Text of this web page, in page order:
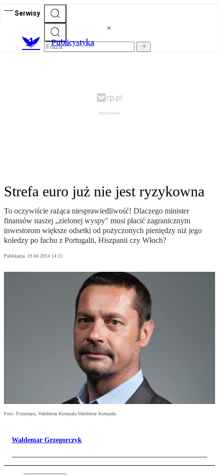
Serwisy
Publicystyka
Strefa euro już nie jest ryzykowna
To oczywiście rażąca niesprawiedliwość! Dlaczego minister
finansów naszej „zielonej wyspy" musi płacić zagranicznym
inwestorom większe odsetki od pożyczonych pieniędzy niż jego
koledzy po fachu z Portugalii, Hiszpanii czy Włoch?
Publikacja: 19.04.2014 14:15
Foto: Fotorzepa, Waldemar Kompala Waldemar Kompala
Waldemar Grzegorczyk